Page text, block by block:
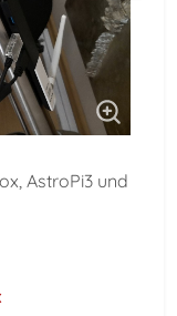
AstroPi3 und